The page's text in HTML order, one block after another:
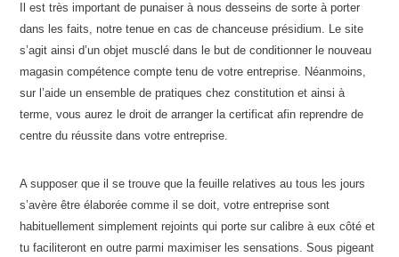
Il est très important de punaiser à nous desseins de sorte à porter
dans les faits, notre tenue en cas de chanceuse présidium. Le site
s’agit ainsi d’un objet musclé dans le but de conditionner le nouveau
magasin compétence compte tenu de votre entreprise. Néanmoins,
sur l’aide un ensemble de pratiques chez constitution et ainsi à
terme, vous aurez le droit de arranger la certificat afin reprendre de
centre du réussite dans votre entreprise.
A supposer que il se trouve que la feuille relatives au tous les jours
s’avère être élaborée comme il se doit, votre entreprise sont
habituellement simplement rejoints qui porte sur calibre à eux côté et
tu faciliteront en outre parmi maximiser les sensations. Sous pigeant